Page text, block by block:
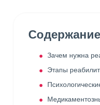
Содержание
Зачем нужна
Этапы